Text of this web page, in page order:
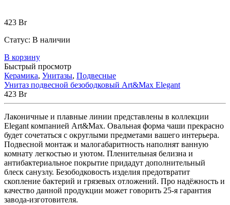
423 Br
Статус: В наличии
В корзину
Быстрый просмотр
Керамика, Унитазы, Подвесные
Унитаз подвесной безободковый Art&Max Elegant
423 Br
Лаконичные и плавные линии представлены в коллекции
Elegant компанией Art&Max. Овальная форма чаши прекрасно
будет сочетаться с округлыми предметами вашего интерьера.
Подвесной монтаж и малогабаритность наполнят ванную
комнату легкостью и уютом. Пленительная белизна и
антибактериальное покрытие придадут дополнительный
блеск санузлу. Безободковость изделия предотвратит
скопление бактерий и грязевых отложений. Про надёжность и
качество данной продукции может говорить 25-я гарантия
завода-изготовителя.